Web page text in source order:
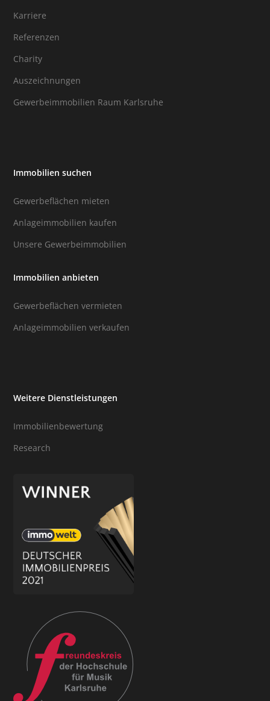
Karriere
Referenzen
Charity
Auszeichnungen
Gewerbeimmobilien Raum Karlsruhe
Immobilien suchen
Gewerbeflächen mieten
Anlageimmobilien kaufen
Unsere Gewerbeimmobilien
Immobilien anbieten
Gewerbeflächen vermieten
Anlageimmobilien verkaufen
Weitere Dienstleistungen
Immobilienbewertung
Research